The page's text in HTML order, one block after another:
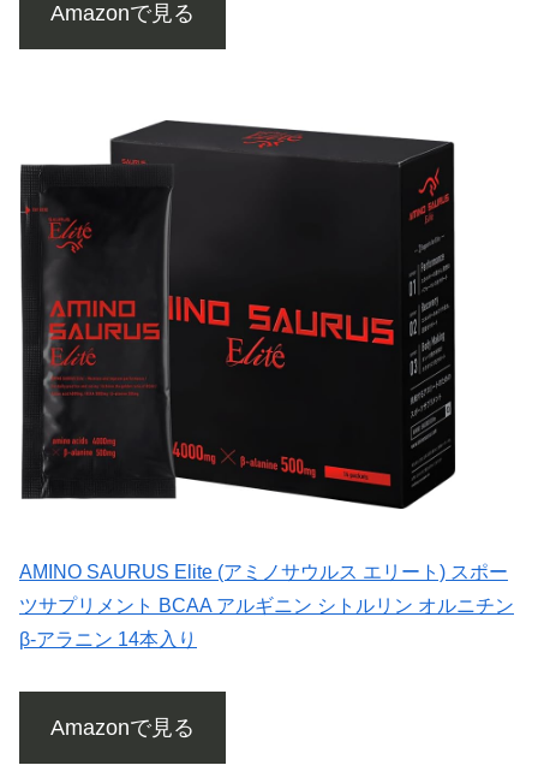
Amazonで見る
AMINO SAURUS Elite (アミノサウルス エリート) スポー
ツサプリメント BCAA アルギニン シトルリン オルニチン
β-アラニン 14本入り
Amazonで見る